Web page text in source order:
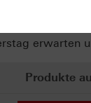
senkte
vor dem
erwarten
Produkte